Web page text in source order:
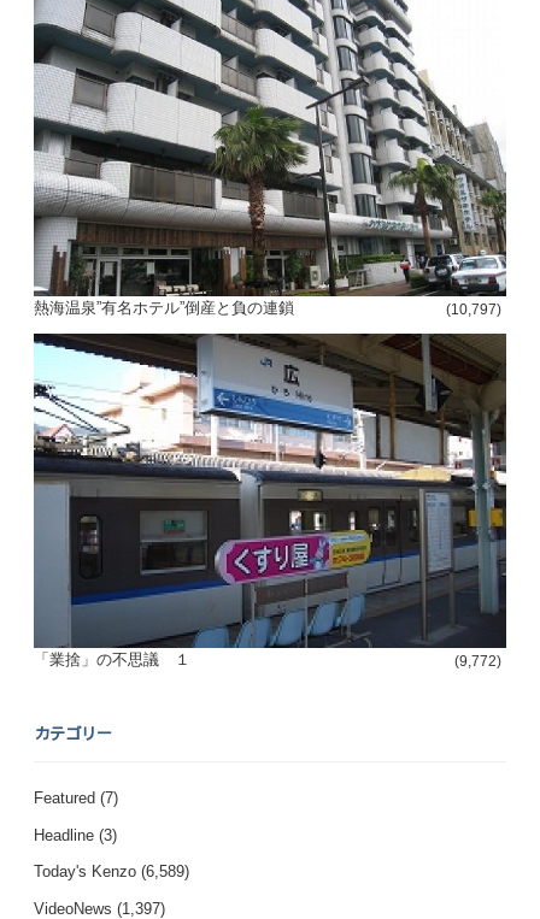
熱海温泉”有名ホテル”倒産と負の連鎖 (10,797)
「業捨」の不思議 １ (9,772)
カテゴリー
Featured (7)
Headline (3)
Today's Kenzo (6,589)
VideoNews (1,397)